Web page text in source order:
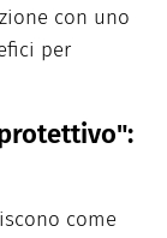
con uno
per
come